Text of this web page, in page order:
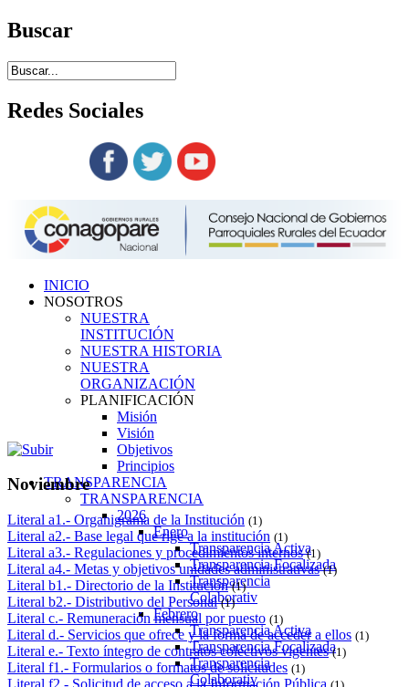
Buscar
Redes Sociales
INICIO
NOSOTROS
NUESTRA
INSTITUCIÓN
NUESTRA HISTORIA
NUESTRA
ORGANIZACIÓN
PLANIFICACIÓN
Misión
Visión
Objetivos
Principios
TRANSPARENCIA
TRANSPARENCIA
2026
Enero
Transparencia Activa
Transparencia Focalizada
Transparencia
Colaborativ
Febrero
Transparencia Activa
Transparencia Focalizada
Transparencia
Colaborativ
Noviembre
Literal a1.- Organigrama de la Institución (1)
Literal a2.- Base legal que rige a la institución (1)
Literal a3.- Regulaciones y procedimientos internos (1)
Literal a4.- Metas y objetivos unidades administrativas (1)
Literal b1.- Directorio de la Institución (1)
Literal b2.- Distributivo del Personal (1)
Literal c.- Remuneración mensual por puesto (1)
Literal d.- Servicios que ofrece y la forma de acceder a ellos (1)
Literal e.- Texto íntegro de contratos colectivos vigentes (1)
Literal f1.- Formularios o formatos de solicitudes (1)
Literal f2.- Solicitud de acceso a la Información Pública